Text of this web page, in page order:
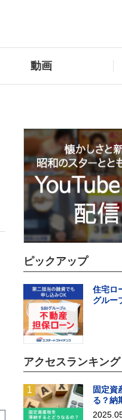
動画
ピックアップ
住宅ロ
グルー
アクセスランキング
固定資
る？納
解説